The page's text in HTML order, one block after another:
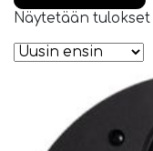
Näytetään tulokset